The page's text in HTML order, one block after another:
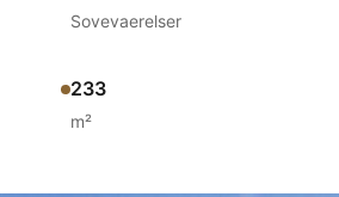
Sovevaerelser
233
m²